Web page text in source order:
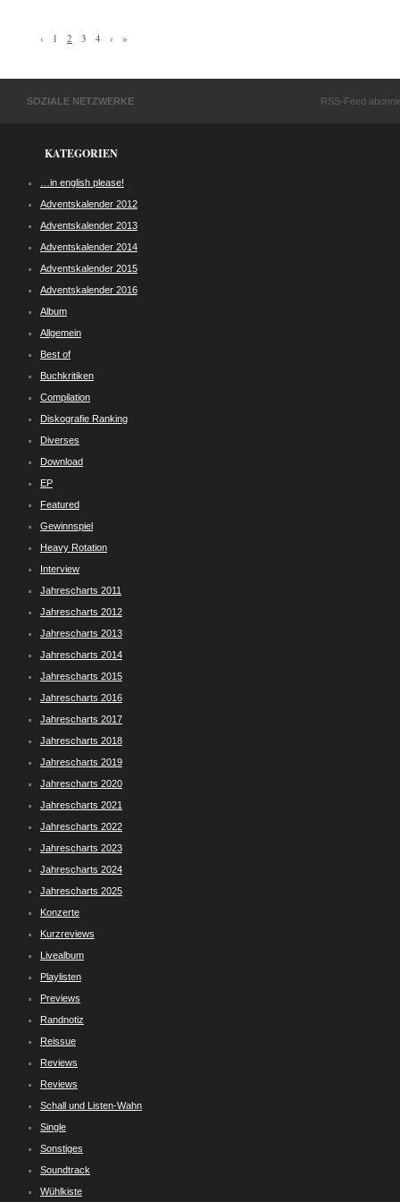
‹ 1 2 3 4 › »
SOZIALE NETZWERKE RSS-Feed
KATEGORIEN
…in english please!
Adventskalender 2012
Adventskalender 2013
Adventskalender 2014
Adventskalender 2015
Adventskalender 2016
Album
Allgemein
Best of
Buchkritiken
Compilation
Diskografie Ranking
Diverses
Download
EP
Featured
Gewinnspiel
Heavy Rotation
Interview
Jahrescharts 2011
Jahrescharts 2012
Jahrescharts 2013
Jahrescharts 2014
Jahrescharts 2015
Jahrescharts 2016
Jahrescharts 2017
Jahrescharts 2018
Jahrescharts 2019
Jahrescharts 2020
Jahrescharts 2021
Jahrescharts 2022
Jahrescharts 2023
Jahrescharts 2024
Jahrescharts 2025
Konzerte
Kurzreviews
Livealbum
Playlisten
Previews
Randnotiz
Reissue
Reviews
Reviews
Schall und Listen-Wahn
Single
Sonstiges
Soundtrack
Wühlkiste